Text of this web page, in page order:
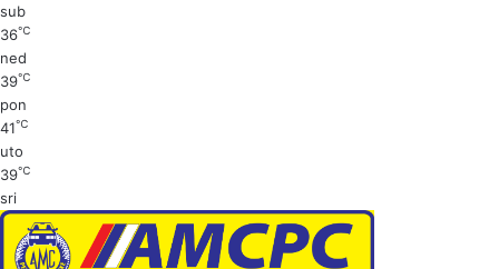
sub
36℃
ned
39℃
pon
41℃
uto
39℃
sri